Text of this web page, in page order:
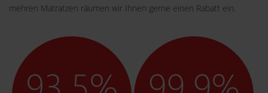
mehren Matratzen räumen wir Ihnen gerne einen Rabatt ein.